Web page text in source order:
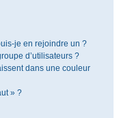
je en rejoindre un ?
d’utilisateurs ?
dans une couleur
» ?